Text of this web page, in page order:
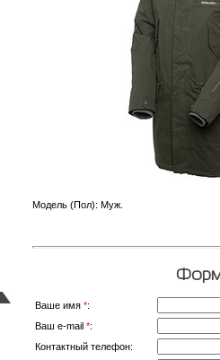
Модель (Пол): Муж.
Ваше имя *:
Ваш e-mail *:
Контактный телефон: